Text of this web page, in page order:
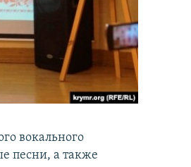
вокального
песни, а также